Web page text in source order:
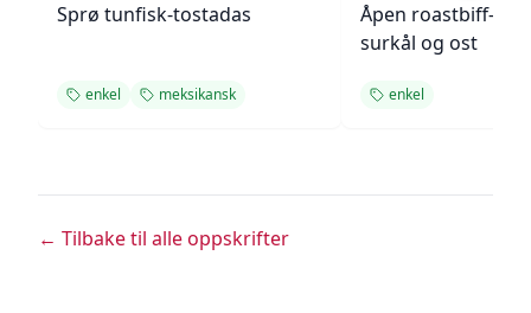
Sprø tunfisk-tostadas
enkel meksikansk
Åpen roastbiff-
surkål og ost
enkel
← Tilbake til alle oppskrifter